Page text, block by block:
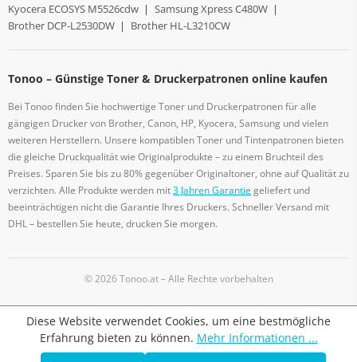
Kyocera ECOSYS M5526cdw | Samsung Xpress C480W |
Brother DCP-L2530DW | Brother HL-L3210CW
Tonoo – Günstige Toner & Druckerpatronen online kaufen
Bei Tonoo finden Sie hochwertige Toner und Druckerpatronen für alle
gängigen Drucker von Brother, Canon, HP, Kyocera, Samsung und vielen
weiteren Herstellern. Unsere kompatiblen Toner und Tintenpatronen bieten
die gleiche Druckqualität wie Originalprodukte – zu einem Bruchteil des
Preises. Sparen Sie bis zu 80% gegenüber Originaltoner, ohne auf Qualität zu
verzichten. Alle Produkte werden mit3 Jahren Garantiegeliefert und
beeinträchtigen nicht die Garantie Ihres Druckers. Schneller Versand mit
DHL – bestellen Sie heute, drucken Sie morgen.
© 2026 Tonoo.at – Alle Rechte vorbehalten
Diese Website verwendet Cookies, um eine bestmögliche
Erfahrung bieten zu können. Mehr Informationen ...